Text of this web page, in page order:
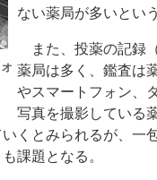
ない薬局が多いという
また、投薬の記録
薬局は多く、鑑査は
やスマートフォン、
写真を撮影している
くとみられるが、一
課題となる。